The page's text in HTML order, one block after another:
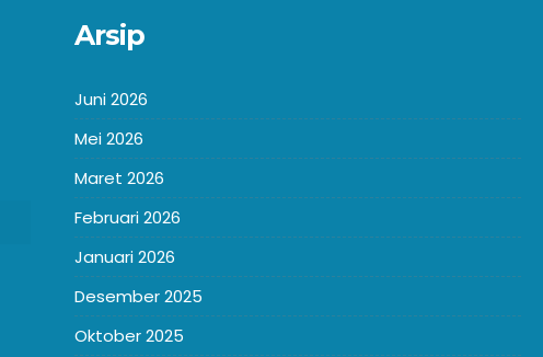
Arsip
Juni 2026
Mei 2026
Maret 2026
Februari 2026
Januari 2026
Desember 2025
Oktober 2025